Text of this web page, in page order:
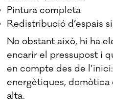
Pintura completa
Redistribució d’espais si
No obstant això, hi ha
encarir el pressupost i
en compte des de
energètiques, domòtica
alta.